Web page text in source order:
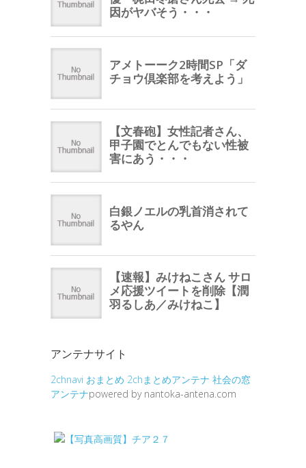
アンテナサイト
2chnavi おまとめ 2chまとめアンテナ 社会の窓
アンテナpowered by nantoka-antena.com